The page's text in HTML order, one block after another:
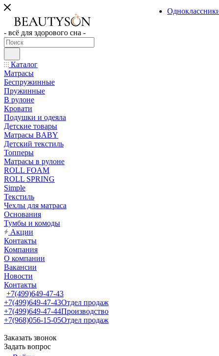
- всё для здорового сна -
Каталог
Матрасы
Беспружинные
Пружинные
В рулоне
Кровати
Подушки и одеяла
Детские товары
Матрасы BABY
Детский текстиль
Топперы
Матрасы в рулоне
ROLL FOAM
ROLL SPRING
Simple
Текстиль
Чехлы для матраса
Основания
Тумбы и комоды
Акции
Контакты
Компания
О компании
Вакансии
Новости
Контакты
+7(499)649-47-43
+7(499)649-47-43Отдел продаж
+7(499)649-47-44Производство
+7(968)056-15-05Отдел продаж
Заказать звонок
Задать вопрос